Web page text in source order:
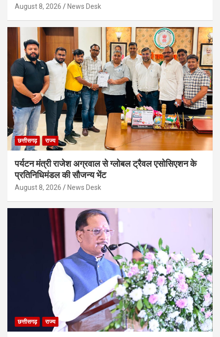
August 8, 2026 News Desk
छत्तीसगढ़ राज्य
पर्यटन मंत्री राजेश अग्रवाल से ग्लोबल ट्रैवल एसोसिएशन के
प्रतिनिधिमंडल की सौजन्य भेंट
August 8, 2026 News Desk
छत्तीसगढ़ राज्य